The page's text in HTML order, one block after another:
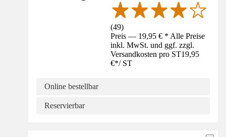
(49)
Preis — 19,95 € * Alle Preise
inkl. MwSt. und ggf. zzgl.
Versandkosten pro ST19,95
€*/ ST
Online bestellbar
Reservierbar